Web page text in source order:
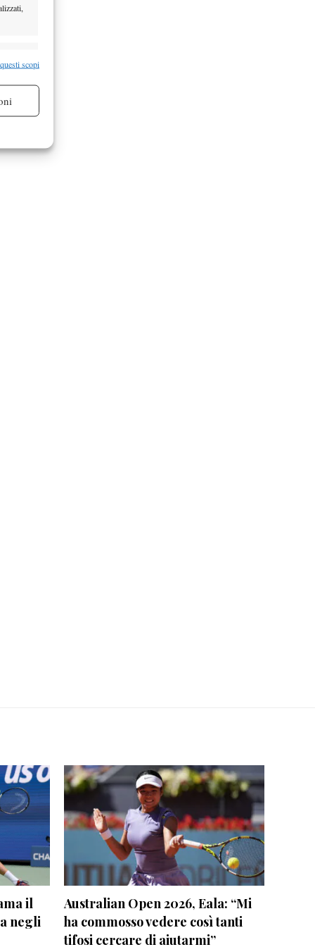
attivo
scopi
il
negli
Australian Open 2026, Eala: “Mi
ha commosso vedere così tanti
tifosi cercare di aiutarmi”